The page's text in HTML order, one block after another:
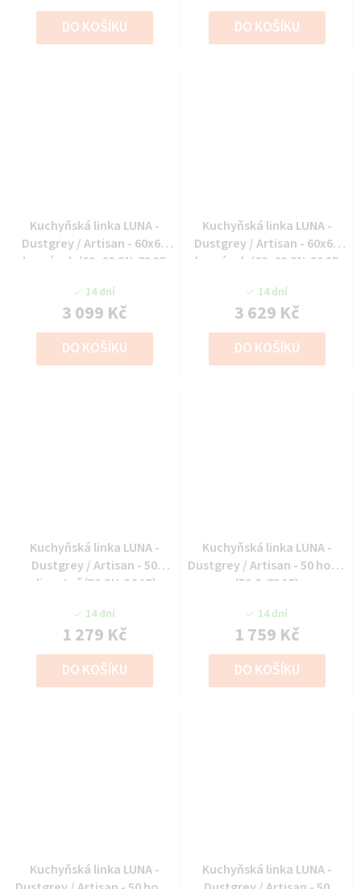
DO KOŠÍKU DO KOŠÍKU
Kuchyňská linka LUNA -
Dustgrey / Artisan - 60x60
horní roh (60x60 GN-72 2F
14 dní
3 099 Kč
DO KOŠÍKU
Kuchyňská linka LUNA -
Dustgrey / Artisan - 60x60
horní roh (60x60 GN-90 2F
14 dní
3 629 Kč
DO KOŠÍKU
Kuchyňská linka LUNA -
Dustgrey / Artisan - 50
digestoř (50 GU-36 1F)
14 dní
1 279 Kč
DO KOŠÍKU
Kuchyňská linka LUNA -
Dustgrey / Artisan - 50 horní
(50 G-72 1F)
14 dní
1 759 Kč
DO KOŠÍKU
Kuchyňská linka LUNA -
Kuchyňská linka LUNA -